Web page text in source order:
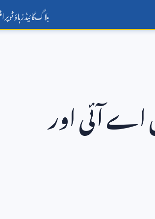
بلاگگائیڈزہاؤ ٹو
اے آئی اور